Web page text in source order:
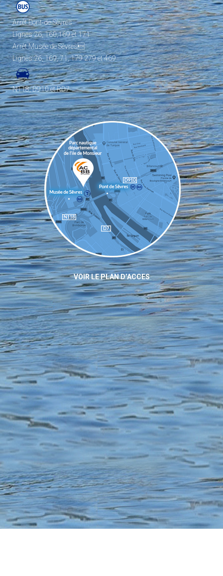
Arrêt Pont-de-Sèvres
Lignes 26, 160,169 et 171
Arrêt Musée de Sèvres
Lignes 26, 169, 71, 179 279 et 469
N118, D910 et RD7
VOIR LE PLAN D’ACCES